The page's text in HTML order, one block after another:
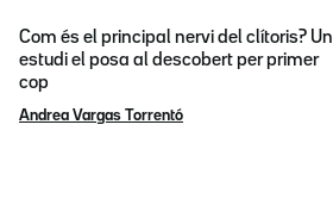
Com és el principal nervi del clítoris? Un
estudi el posa al descobert per primer
cop
Andrea Vargas Torrentó